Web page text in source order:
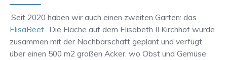
Seit 2020 haben wir auch einen zweiten Garten: das
ElisaBeet. Die Fläche auf dem Elisabeth II Kirchhof wurde
zusammen mit der Nachbarschaft geplant und verfügt
über einen 500 m2 großen Acker, wo Obst und Gemüse